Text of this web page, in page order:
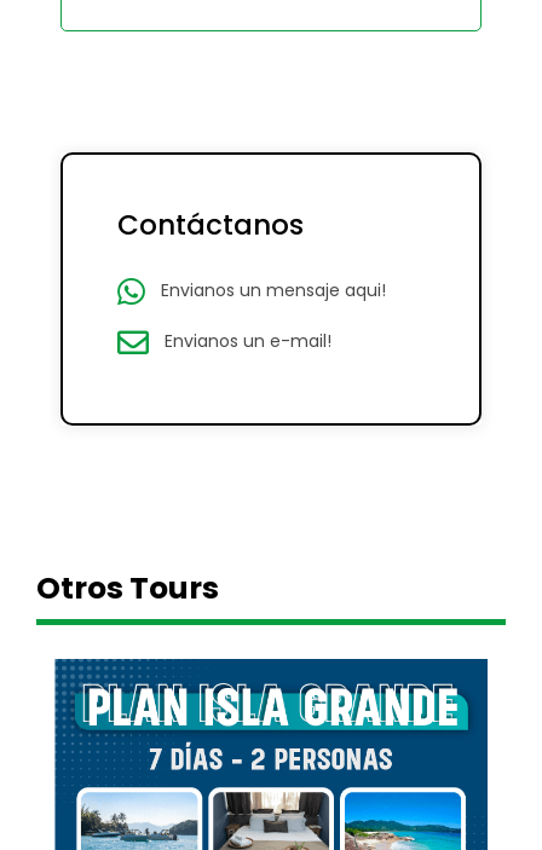
Contáctanos
Envianos un mensaje aqui!
Envianos un e-mail!
Otros Tours